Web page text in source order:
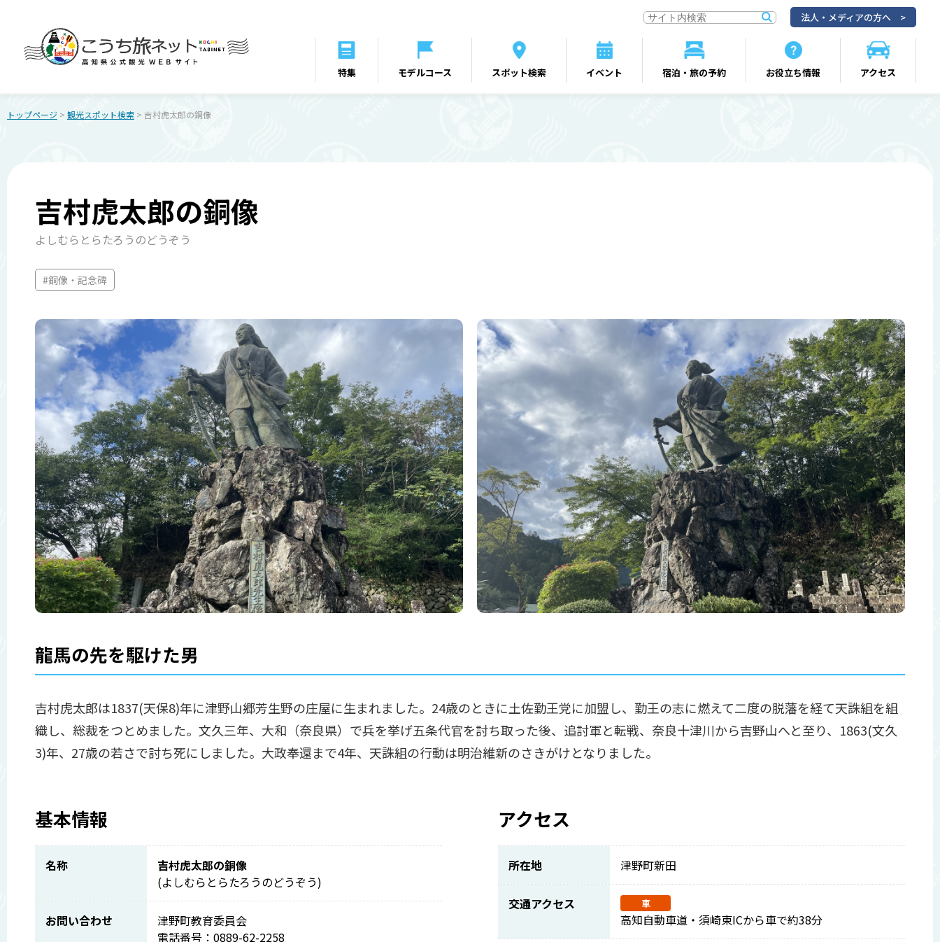
特集 モデルコース スポット検索 イベント 宿泊・旅の予約 お役立ち情報 アクセス
法人・メディアの方へ
トップページ > 観光スポット検索 > 吉村虎太郎の銅像
吉村虎太郎の銅像
よしむらとらたろうのどうぞう
#銅像・記念碑
龍馬の先を駆けた男
吉村虎太郎は1837(天保8)年に津野山郷芳生野の庄屋に生まれました。24歳のときに土佐勤王党に加盟し、勤王の志に燃えて二度の脱藩を経て天誅組を組
織し、総裁をつとめました。文久三年、大和（奈良県）で兵を挙げ五条代官を討ち取った後、追討軍と転戦、奈良十津川から吉野山へと至り、1863(文久
3)年、27歳の若さで討ち死にしました。大政奉還まで4年、天誅組の行動は明治維新のさきがけとなりました。
基本情報
名称
吉村虎太郎の銅像
(よしむらとらたろうのどうぞう)
お問い合わせ
津野町教育委員会
電話番号：0889-62-2258
アクセス
所在地 津野町新田
交通アクセス 車
高知自動車道・須崎東ICから車で約38分